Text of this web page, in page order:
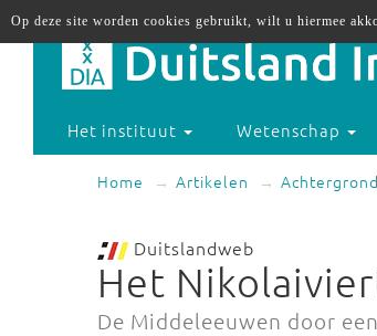
Het instituut Wetenschap
Home Artikelen Achtergrond
Duitslandweb
Het
De Middeleeuwen door
Op deze site worden cookies gebruikt, wilt u hiermee